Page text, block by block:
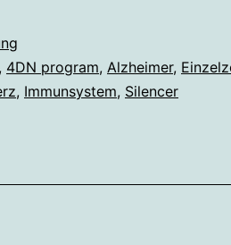
, 4DN program, Alzheimer,
, Immunsystem, Silencer